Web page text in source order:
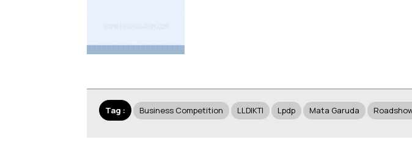
Tag : Business Competition LLDIKTI Lpdp Mata Garuda